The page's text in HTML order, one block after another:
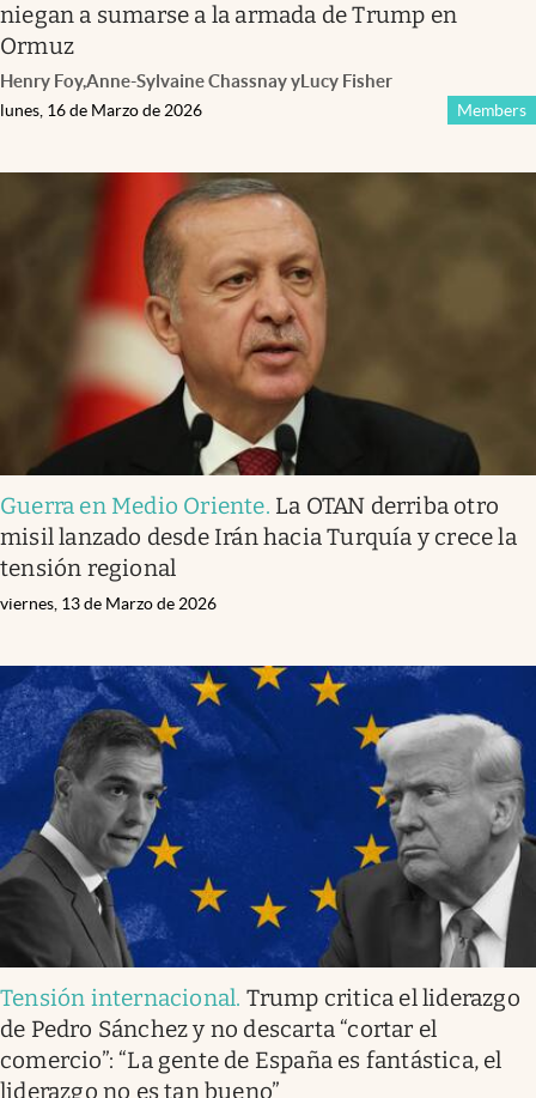
niegan a sumarse a la armada de Trump en
Ormuz
Henry Foy,Anne-Sylvaine ChassnayyLucy Fisher
Members
lunes, 16 de Marzo de 2026
Guerra en Medio Oriente. La OTAN derriba otro
misil lanzado desde Irán hacia Turquía y crece la
tensión regional
viernes, 13 de Marzo de 2026
Tensión internacional. Trump critica el liderazgo
de Pedro Sánchez y no descarta “cortar el
comercio”: “La gente de España es fantástica, el
liderazgo no es tan bueno”